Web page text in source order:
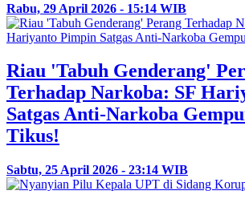
Rabu, 29 April 2026 - 15:14 WIB
Riau 'Tabuh Genderang'
Terhadap Narkoba: SF
Satgas Anti-Narkoba
Tikus!
Sabtu, 25 April 2026 - 23:14 WIB